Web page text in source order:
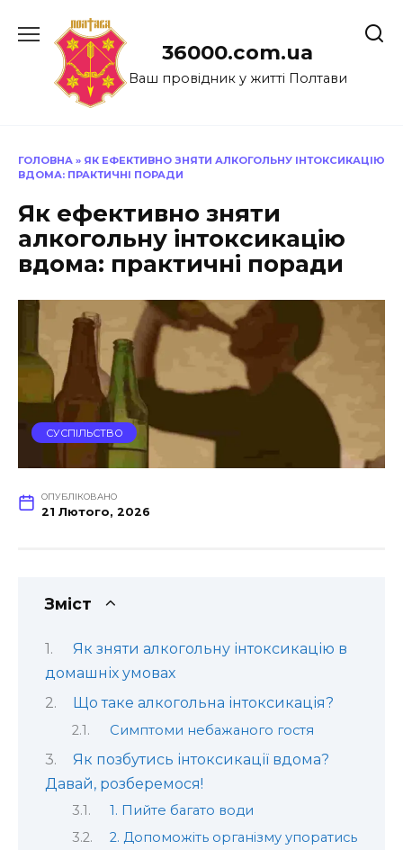
до
36000.com.ua
Ваш провідник у житті Полтави
ГОЛОВНА » ЯК ЕФЕКТИВНО ЗНЯТИ АЛКОГОЛЬНУ ІНТОКСИКАЦІЮ
ВДОМА: ПРАКТИЧНІ ПОРАДИ
Як ефективно зняти
алкогольну інтоксикацію
вдома: практичні поради
СУСПІЛЬСТВО
ОПУБЛІКОВАНО
21 Лютого, 2026
Зміст
Як зняти алкогольну інтоксикацію в
домашніх умовах
Що таке алкогольна інтоксикація?
Симптоми небажаного гостя
Як позбутись інтоксикації вдома?
Давай, розберемося!
1. Пийте багато води
2. Допоможіть організму упоратись